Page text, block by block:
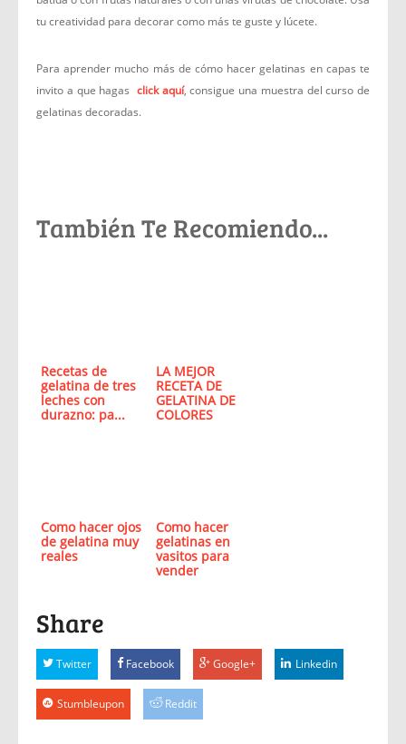
tu creatividad para decorar como más te guste y lúcete.
Para aprender mucho más de cómo hacer gelatinas en capas te
invito a que hagas click aquí, consigue una muestra del curso de
gelatinas decoradas.
También Te Recomiendo...
Recetas de
gelatina de tres
leches con
durazno: pa...
LA MEJOR
RECETA DE
GELATINA DE
COLORES
Como hacer ojos
de gelatina muy
reales
Como hacer
gelatinas en
vasitos para
vender
Share
Twitter Facebook Google+ Linkedin
Stumbleupon Reddit